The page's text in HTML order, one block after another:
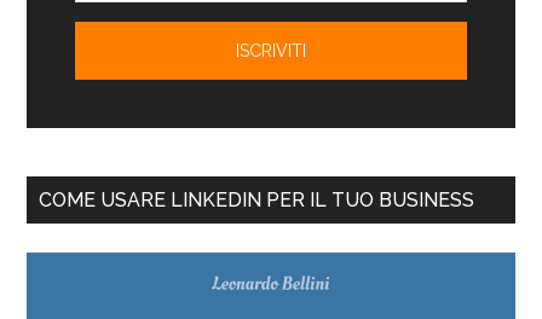
COME USARE LINKEDIN PER IL TUO BUSINESS